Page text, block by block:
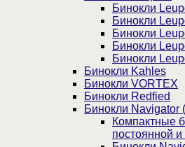
Бинокли
Бинокли
Бинокли
Бинокли
Бинокли
Бинокли Kahles
Бинокли VORTEX
Бинокли Redfied
Бинокли
Компактные
постоянной